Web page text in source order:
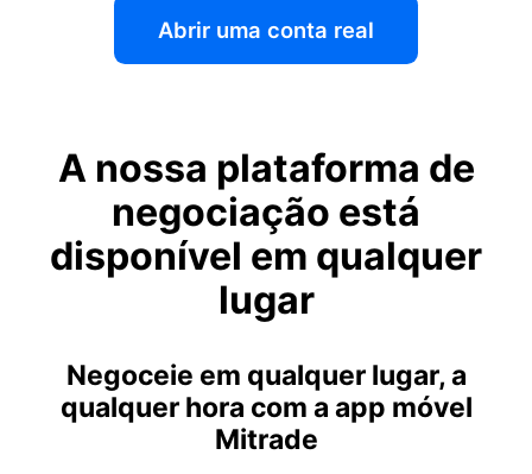
Abrir uma conta real
A nossa plataforma de
negociação está
disponível em qualquer
lugar
Negoceie em qualquer lugar, a
qualquer hora com a app móvel
Mitrade